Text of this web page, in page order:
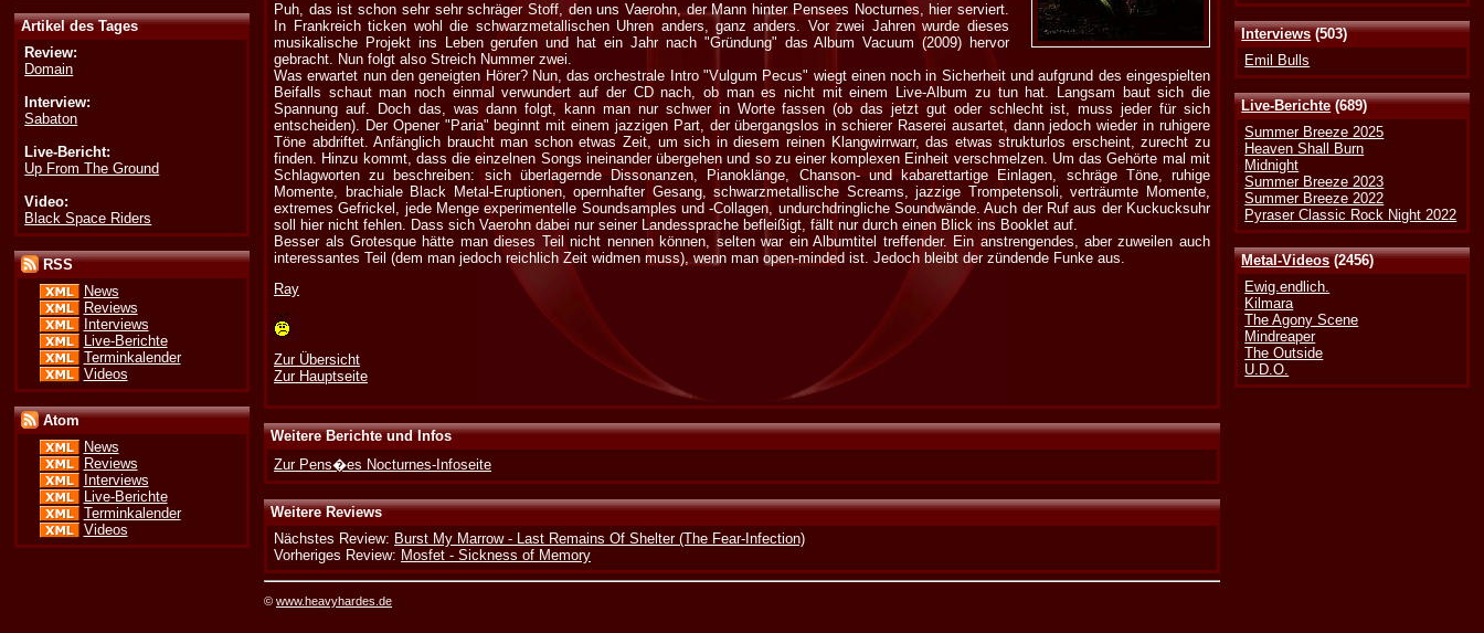
Interviews(503)
Emil Bulls
Live-Berichte(689)
Summer Breeze 2025
Heaven Shall Burn
Midnight
Summer Breeze 2023
Summer Breeze 2022
Pyraser Classic Rock Night 2022
Metal-Videos(2456)
Ewig.endlich.
Kilmara
The Agony Scene
Mindreaper
The Outside
U.D.O.
Artikel des Tages
Review:
Domain
Interview:
Sabaton
Live-Bericht:
Up From The Ground
Video:
Black Space Riders
RSS
News
Reviews
Interviews
Live-Berichte
Terminkalender
Videos
Atom
News
Reviews
Interviews
Live-Berichte
Terminkalender
Videos
Puh, das ist schon sehr sehr schräger Stoff, den uns Vaerohn, der Mann hinter Pensees Nocturnes, hier serviert.
In Frankreich ticken wohl die schwarzmetallischen Uhren anders, ganz anders. Vor zwei Jahren wurde dieses
musikalische Projekt ins Leben gerufen und hat ein Jahr nach "Gründung" das Album Vacuum (2009) hervor
gebracht. Nun folgt also Streich Nummer zwei.
Was erwartet nun den geneigten Hörer? Nun, das orchestrale Intro "Vulgum Pecus" wiegt einen noch in Sicherheit und aufgrund des eingespielten
Beifalls schaut man noch einmal verwundert auf der CD nach, ob man es nicht mit einem Live-Album zu tun hat. Langsam baut sich die
Spannung auf. Doch das, was dann folgt, kann man nur schwer in Worte fassen (ob das jetzt gut oder schlecht ist, muss jeder für sich
entscheiden). Der Opener "Paria" beginnt mit einem jazzigen Part, der übergangslos in schierer Raserei ausartet, dann jedoch wieder in ruhigere
Töne abdriftet. Anfänglich braucht man schon etwas Zeit, um sich in diesem reinen Klangwirrwarr, das etwas strukturlos erscheint, zurecht zu
finden. Hinzu kommt, dass die einzelnen Songs ineinander übergehen und so zu einer komplexen Einheit verschmelzen. Um das Gehörte mal mit
Schlagworten zu beschreiben: sich überlagernde Dissonanzen, Pianoklänge, Chanson- und kabarettartige Einlagen, schräge Töne, ruhige
Momente, brachiale Black Metal-Eruptionen, opernhafter Gesang, schwarzmetallische Screams, jazzige Trompetensoli, verträumte Momente,
extremes Gefrickel, jede Menge experimentelle Soundsamples und -Collagen, undurchdringliche Soundwände. Auch der Ruf aus der Kuckucksuhr
soll hier nicht fehlen. Dass sich Vaerohn dabei nur seiner Landessprache befleißigt, fällt nur durch einen Blick ins Booklet auf.
Besser als Grotesque hätte man dieses Teil nicht nennen können, selten war ein Albumtitel treffender. Ein anstrengendes, aber zuweilen auch
interessantes Teil (dem man jedoch reichlich Zeit widmen muss), wenn man open-minded ist. Jedoch bleibt der zündende Funke aus.
Ray
Zur Übersicht
Zur Hauptseite
Weitere Berichte und Infos
Zur Pens�es Nocturnes-Infoseite
Weitere Reviews
Nächstes Review: Burst My Marrow - Last Remains Of Shelter (The Fear-Infection)
Vorheriges Review: Mosfet - Sickness of Memory
©www.heavyhardes.de